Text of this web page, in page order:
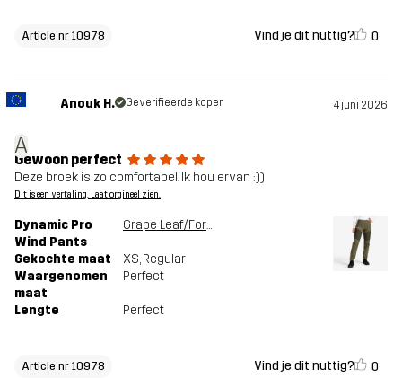
Article nr 10978 Vind je dit nuttig? 0
A
Anouk H. Geverifieerde koper 4 juni 2026
Gewoon perfect
Deze broek is zo comfortabel. Ik hou ervan :))
Dit is een vertaling. Laat orgineel zien.
Dynamic Pro
Wind Pants
Grape Leaf/Forest Night
Gekochte maat XS, Regular
Waargenomen
maat
Perfect
Lengte Perfect
Article nr 10978 Vind je dit nuttig? 0